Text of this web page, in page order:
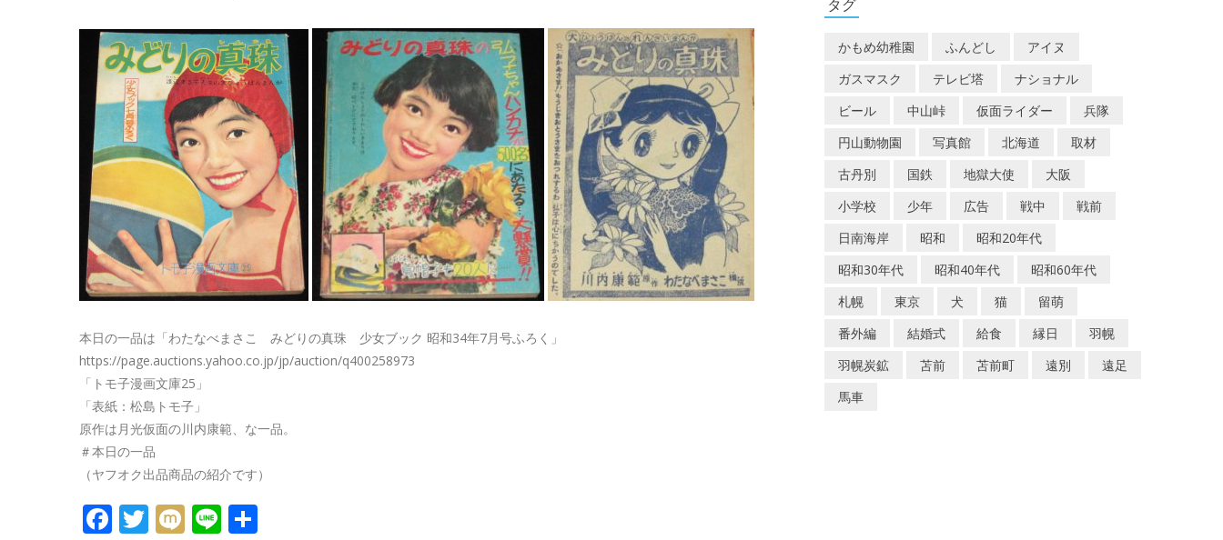
本日の一品は「わたなべまさこ みどりの真珠 少女ブック 昭和34年7月号ふろく」
https://page.auctions.yahoo.co.jp/jp/auction/q400258973
「トモ子漫画文庫25」
「表紙：松島トモ子」
原作は月光仮面の川内康範、な一品。
＃本日の一品
（ヤフオク出品商品の紹介です）
FACEBOOK
TWITTER
MIXILINE
タグ
かもめ幼稚園 ふんどし
アイヌ
ガスマスク
テレビ塔
ナショナル
ビール
中山峠 仮面ライダー
兵隊
円山動物園
写真館 北海道
取材
古丹別
国鉄 地獄大使
大阪
小学校
少年 広告 戦中
戦前
日南海岸
昭和
昭和20年代
昭和30年代
昭和40年代
昭和60年代
札幌
東京 犬 猫
留萌
番外編
結婚式 給食 縁日
羽幌
羽幌炭鉱
苫前 苫前町 遠別
遠足
馬車